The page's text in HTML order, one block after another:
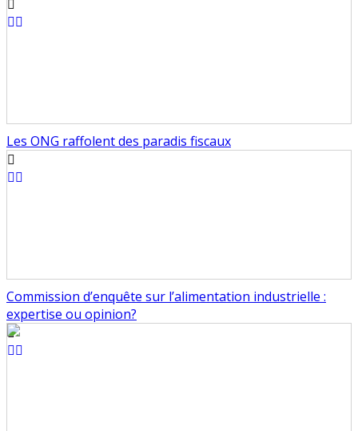
Les ONG raffolent des paradis fiscaux
Commission d’enquête sur l’alimentation industrielle :
expertise ou opinion?